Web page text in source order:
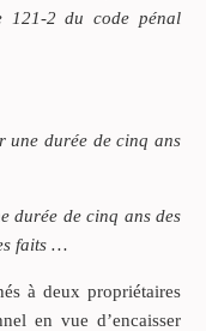
121-2 du code pénal
une durée de cinq ans
durée de cinq ans des
faits …
à deux propriétaires
en vue d’encaisser